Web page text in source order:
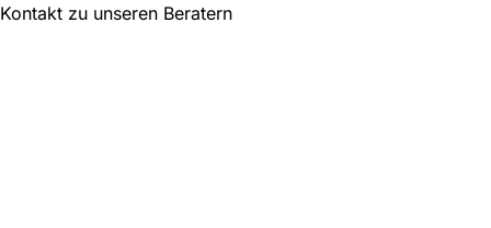
Kontakt zu unseren Beratern